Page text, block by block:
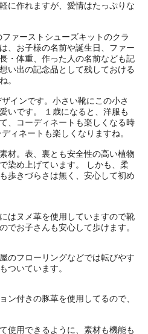
に作れますが、愛情はたっぷりな
ァーストシューズキットのクラ
、お子様の名前や誕生日、ファー
・体重、作った人の名前なども記
い出の記念品として残しておける
。
インです。小さい靴にこの小さ
いです。 １歳になると、洋服も
、コーディネートも楽しくなる時
ィネートも楽しくなりますね。
材。表、裏とも安全性の高い植物
染め上げています。 しかも、柔
歩きづらさは無く、安心して初め
はヌメ革を使用していますので靴
でお子さんも安心して歩けます。
のフローリングなどでは転びやす
ついています。
ン付きの豚革を使用してるので、
使用できるように、素材も機能も